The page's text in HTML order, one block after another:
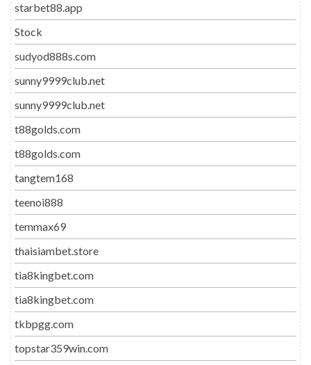
starbet88.app
Stock
sudyod888s.com
sunny9999club.net
sunny9999club.net
t88golds.com
t88golds.com
tangtem168
teenoi888
temmax69
thaisiambet.store
tia8kingbet.com
tia8kingbet.com
tkbpgg.com
topstar359win.com